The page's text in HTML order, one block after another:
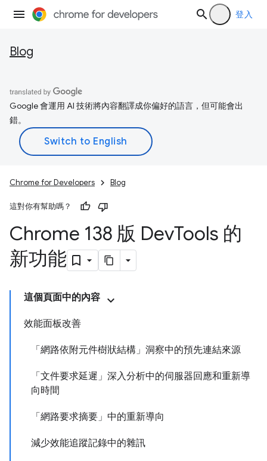
登入
Blog
Google 會運用 AI 技術將內容翻譯成你偏好的語言，但可能會出
錯。
Chrome for Developers Blog
這對你有幫助嗎？
Chrome 138 版 DevTools 的
新功能
這個頁面中的內容
效能面板改善
「網路依附元件樹狀結構」洞察中的預先連結來源
「文件要求延遲」深入分析中的伺服器回應和重新導
向時間
「網路要求摘要」中的重新導向
減少效能追蹤記錄中的雜訊